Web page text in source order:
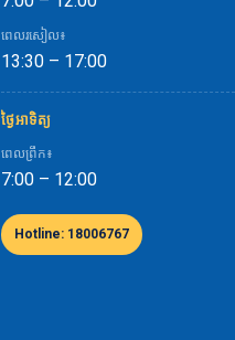
ពេលរសៀល៖
13:30 – 17:00
ថ្ងៃអាទិត្យ
ពេលព្រឹក៖
7:00 – 12:00
Hotline: 18006767